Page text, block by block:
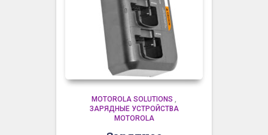
MOTOROLA SOLUTIONS ,
ЗАРЯДНЫЕ УСТРОЙСТВА
MOTOROLA